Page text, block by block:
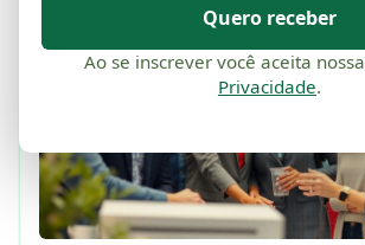
Quero receber
Ao se inscrever você aceita nossa
Privacidade.